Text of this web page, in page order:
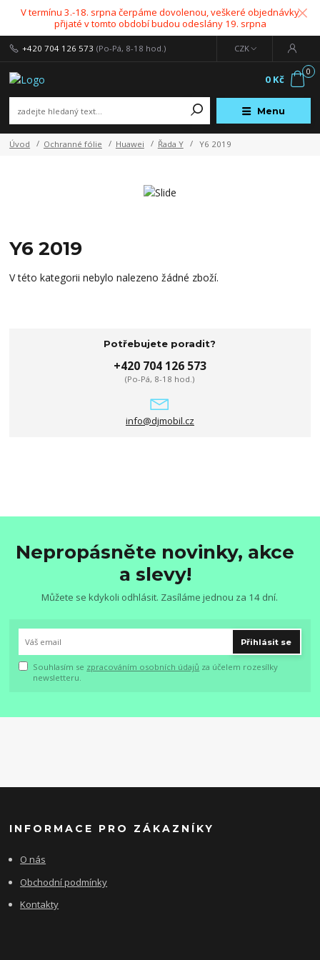
V termínu 3.-18. srpna čerpáme dovolenou, veškeré objednávky
přijaté v tomto období budou odeslány 19. srpna
Menu
CZK
+420 704 126 573 (Po-Pá, 8-18 hod.)
0
0 Kč
Úvod Ochranné fólie Huawei Řada Y Y6 2019
Y6 2019
V této kategorii nebylo nalezeno žádné zboží.
Potřebujete poradit?
+420 704 126 573
(Po-Pá, 8-18 hod.)
info@djmobil.cz
Nepropásněte novinky, akce
a slevy!
Můžete se kdykoli odhlásit. Zasíláme jednou za 14 dní.
Přihlásit se
Souhlasím se zpracováním osobních údajů za účelem rozesílky
newsletteru.
INFORMACE PRO ZÁKAZNÍKY
O nás
Obchodní podmínky
Kontakty